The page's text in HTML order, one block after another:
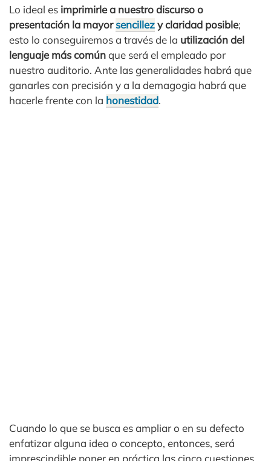
Lo ideal es imprimirle a nuestro discurso o
presentación la mayorsencillezy claridad posible;
esto lo conseguiremos a través de la utilización del
lenguaje más comúnque será el empleado por
nuestro auditorio. Ante las generalidades habrá que
ganarles con precisión y a la demagogia habrá que
hacerle frente con la honestidad.
Cuando lo que se busca es ampliar o en su defecto
enfatizar alguna idea o concepto, entonces, será